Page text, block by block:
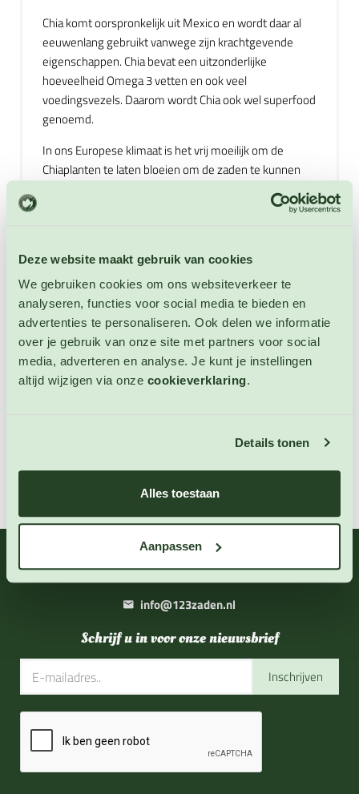
Deze website maakt gebruik van cookies
We gebruiken cookies om ons websiteverkeer te
analyseren, functies voor social media te bieden en
advertenties te personaliseren. Ook delen we informatie
over je gebruik van onze site met partners voor social
media, adverteren en analyse. Je kunt je instellingen
altijd wijzigen via onze cookieverklaring.
Details tonen
Alles toestaan
Aanpassen
Chia komt oorspronkelijk uit Mexico en wordt daar al
eeuwenlang gebruikt vanwege zijn krachtgevende
eigenschappen. Chia bevat een uitzonderlijke
hoeveelheid Omega 3 vetten en ook veel
voedingsvezels. Daarom wordt Chia ook wel superfood
genoemd.
In ons Europese klimaat is het vrij moeilijk om de
Chiaplanten te laten bloeien om de zaden te kunnen
oogsten en daarom worden deze planten veel als
kiemgroente gekweekt. Deze supergezonde kiemen
kiemen op het laatste moment toe zodat zij nog lekker
knapperig zijn en hun gezonde voedingstoffen niet
verliezen. Niet winterharde eenjarige. Hoogte: 50 - 100
cm.
Extra informatie
06 - 46 63 38 39 (ma - vr 10-17 uur)
info@123zaden.nl
Schrijf u in voor onze nieuwsbrief
Inschrijven